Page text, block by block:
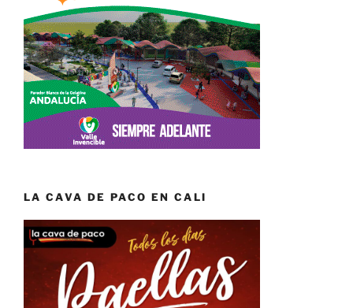
LA CAVA DE PACO EN CALI